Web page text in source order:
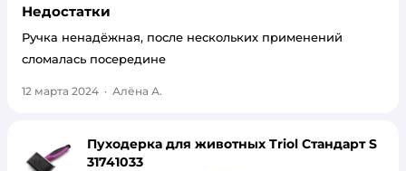
Недостатки
Ручка ненадёжная, после нескольких применений
сломалась посередине
12 марта 2024 · Алёна А.
Пуходерка для животных Triol Стандарт S
31741033